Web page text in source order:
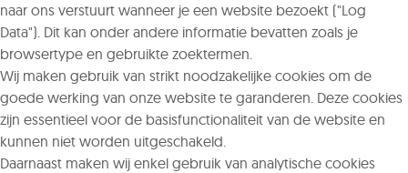
naar ons verstuurt wanneer je een website bezoekt ("Log
Data"). Dit kan onder andere informatie bevatten zoals je
browsertype en gebruikte zoektermen.
Wij maken gebruik van strikt noodzakelijke cookies om de
goede werking van onze website te garanderen. Deze cookies
zijn essentieel voor de basisfunctionaliteit van de website en
kunnen niet worden uitgeschakeld.
Daarnaast maken wij enkel gebruik van analytische cookies